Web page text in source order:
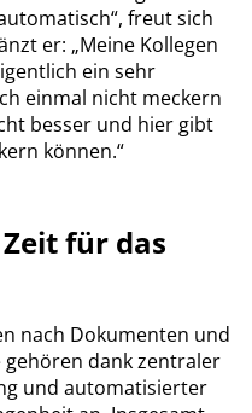
freut sich
er: „Meine Kollegen
ein sehr
einmal nicht meckern
besser und hier gibt
können.“
für das
nach Dokumenten und
gehören dank zentraler
und automatisierter